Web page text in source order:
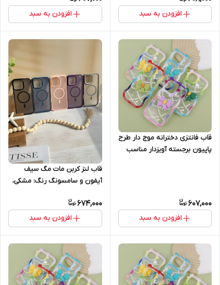
افزودن به سبد افزودن به سبد
قاب فانتزی دخترانه موج دار طرح
پاپیون برجسته آویزدار مناسب
607,000
افزودن به سبد
قاب لنز کربن مات مگ سیف
آیفون و سامسونگ رنگ: مشکی،
مشکی، مدل: iPhone 16
674,000
افزودن به سبد